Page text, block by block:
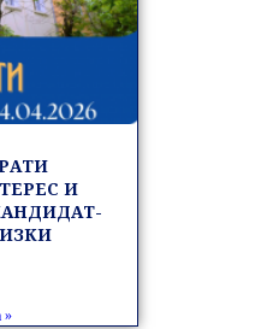
И
»